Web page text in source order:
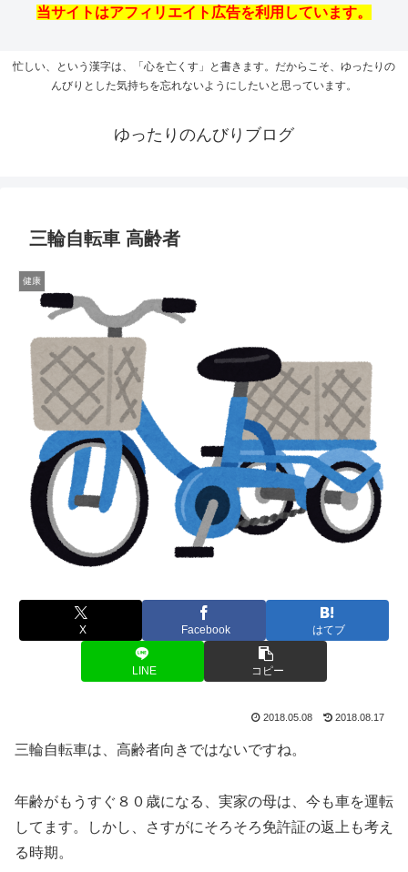
当サイトはアフィリエイト広告を利用しています。
忙しい、という漢字は、「心を亡くす」と書きます。だからこそ、ゆったりの
んびりとした気持ちを忘れないようにしたいと思っています。
ゆったりのんびりブログ
三輪自転車 高齢者
健康
X Facebook はてブ
LINE コピー
2018.05.08 2018.08.17
三輪自転車は、高齢者向きではないですね。
年齢がもうすぐ８０歳になる、実家の母は、今も車を運転
してます。しかし、さすがにそろそろ免許証の返上も考え
る時期。